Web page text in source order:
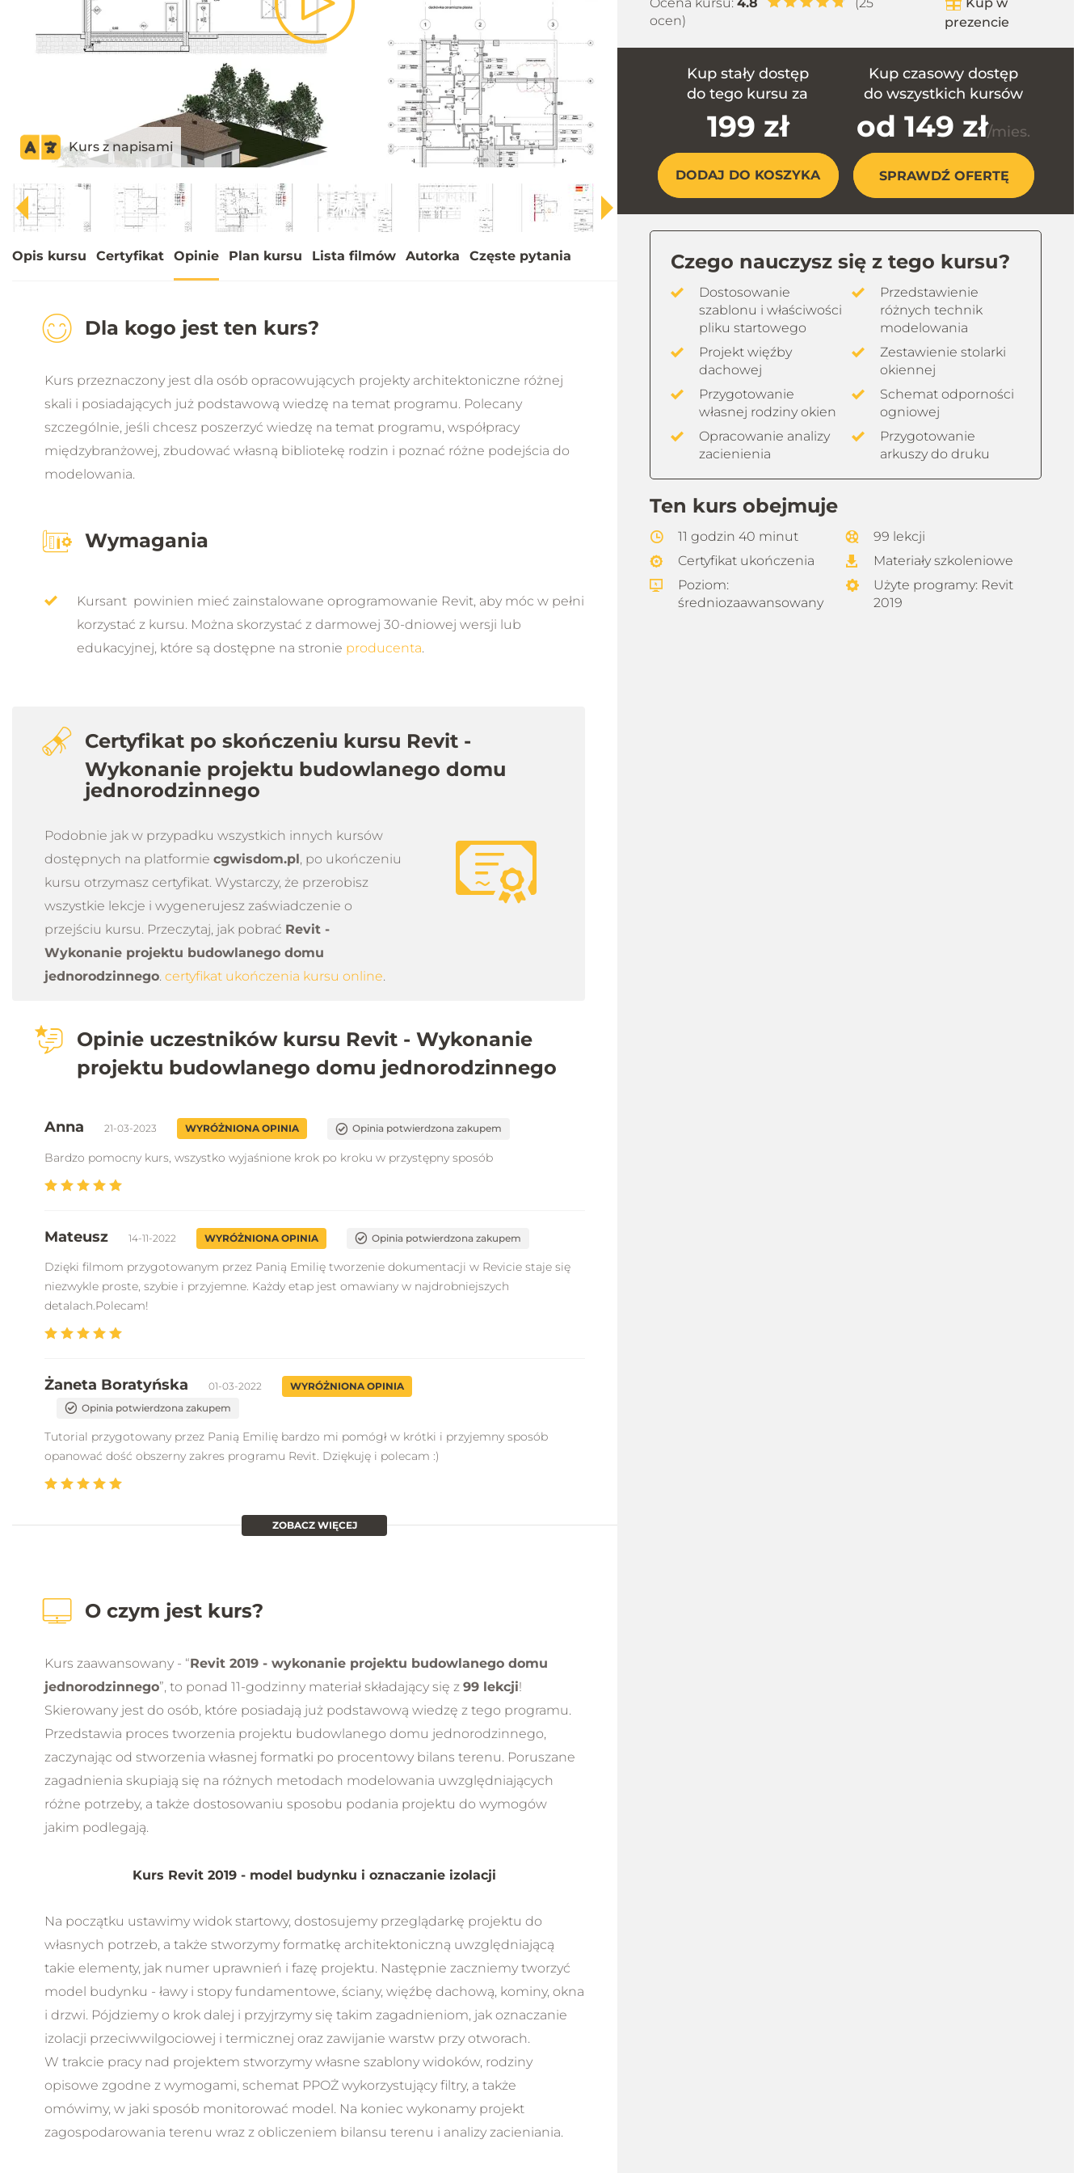
ocen)
prezencie
Kup stały dostęp
do tego kursu za
199 zł
DODAJ DO KOSZYKA
Kup czasowy dostęp
do wszystkich kursów
od 149 zł/mies.
SPRAWDŹ OFERTĘ
Czego nauczysz się z tego kursu?
Dostosowanie
szablonu i właściwości
pliku startowego
Przedstawienie
różnych technik
modelowania
Projekt więźby
dachowej
Zestawienie stolarki
okiennej
Przygotowanie
własnej rodziny okien
Schemat odporności
ogniowej
Opracowanie analizy
zacienienia
Przygotowanie
arkuszy do druku
Ten kurs obejmuje
11 godzin 40 minut
99 lekcji
Certyfikat ukończenia
Materiały szkoleniowe
Poziom:
średniozaawansowany
Użyte programy: Revit
2019
Play
Kurs z napisami
Opis kursu Certyfikat Opinie Plan kursu Lista filmów Autorka Częste pytania
Dla kogo jest ten kurs?
Kurs przeznaczony jest dla osób opracowujących projekty architektoniczne różnej
skali i posiadających już podstawową wiedzę na temat programu. Polecany
szczególnie, jeśli chcesz poszerzyć wiedzę na temat programu, współpracy
międzybranżowej, zbudować własną bibliotekę rodzin i poznać różne podejścia do
modelowania.
Wymagania
Kursant powinien mieć zainstalowane oprogramowanie Revit, aby móc w pełni
korzystać z kursu. Można skorzystać z darmowej 30-dniowej wersji lub
edukacyjnej, które są dostępne na stronie producenta.
Certyfikat po skończeniu kursu Revit -
Wykonanie projektu budowlanego domu
jednorodzinnego
Podobnie jak w przypadku wszystkich innych kursów
dostępnych na platformie cgwisdom.pl , po ukończeniu
kursu otrzymasz certyfikat. Wystarczy, że przerobisz
wszystkie lekcje i wygenerujesz zaświadczenie o
przejściu kursu. Przeczytaj, jak pobrać Revit -
Wykonanie projektu budowlanego domu
jednorodzinnego. certyfikat ukończenia kursu online.
Opinie uczestników kursu Revit - Wykonanie
projektu budowlanego domu jednorodzinnego
Anna 21-03-2023 WYRÓŻNIONA OPINIA Opinia potwierdzona zakupem
Bardzo pomocny kurs, wszystko wyjaśnione krok po kroku w przystępny sposób
Mateusz 14-11-2022 WYRÓŻNIONA OPINIA Opinia potwierdzona zakupem
Dzięki filmom przygotowanym przez Panią Emilię tworzenie dokumentacji w Revicie staje się
niezwykle proste, szybie i przyjemne. Każdy etap jest omawiany w najdrobniejszych
detalach.Polecam!
Żaneta Boratyńska 01-03-2022
WYRÓŻNIONA OPINIA
Opinia potwierdzona zakupem
Tutorial przygotowany przez Panią Emilię bardzo mi pomógł w krótki i przyjemny sposób
opanować dość obszerny zakres programu Revit. Dziękuję i polecam :)
ZOBACZ WIĘCEJ
O czym jest kurs?
Kurs zaawansowany - “Revit 2019 - wykonanie projektu budowlanego domu
jednorodzinnego”, to ponad 11-godzinny materiał składający się z 99 lekcji!
Skierowany jest do osób, które posiadają już podstawową wiedzę z tego programu.
Przedstawia proces tworzenia projektu budowlanego domu jednorodzinnego,
zaczynając od stworzenia własnej formatki po procentowy bilans terenu. Poruszane
zagadnienia skupiają się na różnych metodach modelowania uwzględniających
różne potrzeby, a także dostosowaniu sposobu podania projektu do wymogów
jakim podlegają.
Kurs Revit 2019 - model budynku i oznaczanie izolacji
Na początku ustawimy widok startowy, dostosujemy przeglądarkę projektu do
własnych potrzeb, a także stworzymy formatkę architektoniczną uwzględniającą
takie elementy, jak numer uprawnień i fazę projektu. Następnie zaczniemy tworzyć
model budynku - ławy i stopy fundamentowe, ściany, więźbę dachową, kominy, okna
i drzwi. Pójdziemy o krok dalej i przyjrzymy się takim zagadnieniom, jak oznaczanie
izolacji przeciwwilgociowej i termicznej oraz zawijanie warstw przy otworach.
W trakcie pracy nad projektem stworzymy własne szablony widoków, rodziny
opisowe zgodne z wymogami, schemat PPOŻ wykorzystujący filtry, a także
omówimy, w jaki sposób monitorować model. Na koniec wykonamy projekt
zagospodarowania terenu wraz z obliczeniem bilansu terenu i analizy zacieniania.